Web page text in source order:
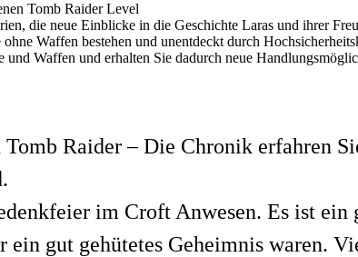
Tomb Raider Level
die neue Einblicke in die Geschichte Laras und ihrer
Waffen bestehen und unentdeckt durch
Waffen und erhalten Sie dadurch neue
Raider – Die Chronik erfahren
im Croft Anwesen. Es ist
ein gut gehütetes Geheimnis waren.